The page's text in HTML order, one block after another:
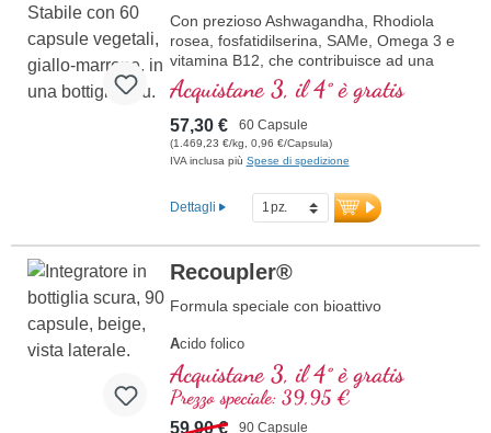
Con prezioso Ashwagandha, Rhodiola
rosea, fosfatidilserina, SAMe, Omega 3 e
vitamina B12, che contribuisce ad una
funzione normale della psiche
Acquistane 3, il 4° è gratis
57,30 € 60 Capsule
(1.469,23 €/kg, 0,96 €/Capsula)
IVA inclusa più Spese di spedizione
Dettagli
Recoupler®
Formula speciale con bioattivo
Acido folico
Arginina
Licopene
C urcuma
Curcumina
Acquistane 3, il 4° è gratis
Prezzo speciale: 39,95 €
59,90 € 90 Capsule